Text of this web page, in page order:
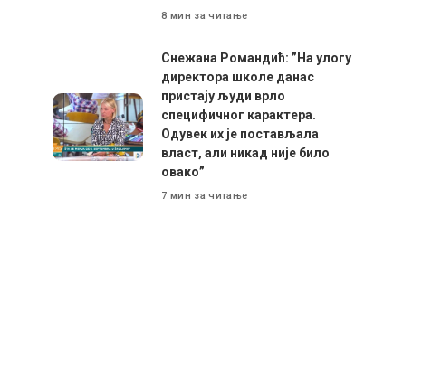
8 мин за читање
Снежана Романдић: ”На улогу
директора школе данас
пристају људи врло
специфичног карактера.
Одувек их је постављала
власт, али никад није било
овако”
7 мин за читање